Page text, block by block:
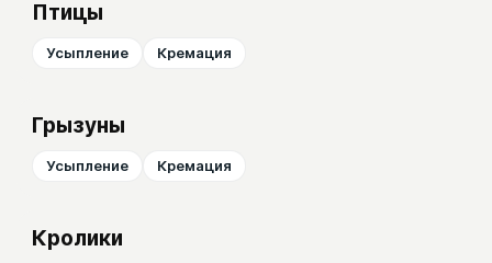
Птицы
Усыпление Кремация
Грызуны
Усыпление Кремация
Кролики